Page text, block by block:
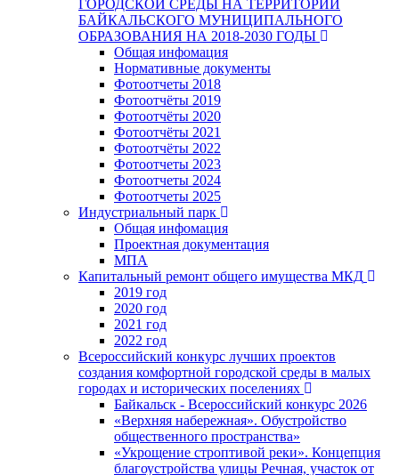
ГОРОДСКОЙ СРЕДЫ НА ТЕРРИТОРИИ
БАЙКАЛЬСКОГО МУНИЦИПАЛЬНОГО
ОБРАЗОВАНИЯ НА 2018-2030 ГОДЫ
Общая инфомация
Нормативные документы
Фотоотчеты 2018
Фотоотчёты 2019
Фотоотчёты 2020
Фотоотчёты 2021
Фотоотчёты 2022
Фотоотчеты 2023
Фотоотчеты 2024
Фотоотчеты 2025
Индустриальный парк
Общая инфомация
Проектная документация
МПА
Капитальный ремонт общего имущества МКД
2019 год
2020 год
2021 год
2022 год
Всероссийский конкурс лучших проектов
создания комфортной городской среды в малых
городах и исторических поселениях
Байкальск - Всероссийский конкурс 2026
«Верхняя набережная». Обустройство
общественного пространства»
«Укрощение строптивой реки». Концепция
благоустройства улицы Речная, участок от